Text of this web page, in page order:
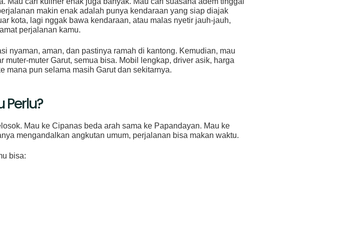
makin enak adalah punya kendaraan yang siap diajak
kota, lagi nggak bawa kendaraan, atau malas nyetir jauh-jauh,
perjalanan kamu.
nyaman, aman, dan pastinya ramah di kantong. Kemudian, mau
muter Garut, semua bisa. Mobil lengkap, driver asik, harga
mana pun selama masih Garut dan sekitarnya.
Perlu?
Mau ke Cipanas beda arah sama ke Papandayan. Mau ke
mengandalkan angkutan umum, perjalanan bisa makan waktu.
bisa: